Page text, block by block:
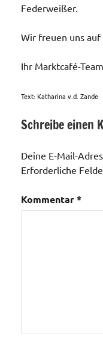
Federweißer.
Wir freuen uns auf
Ihr Marktcafé-Team
Text: Katharina v.d. Zande
Schreibe einen
Deine E-Mail-
Erforderliche
Kommentar*